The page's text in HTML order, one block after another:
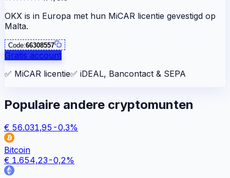
OKX is in Europa met hun MiCAR licentie gevestigd op
Malta.
Code:66308557
Gratis account
✅ MiCAR licentie✅ iDEAL, Bancontact & SEPA
Populaire andere cryptomunten
€ 56.031,95 -0,3%
Bitcoin
€ 1.654,23 -0,2%